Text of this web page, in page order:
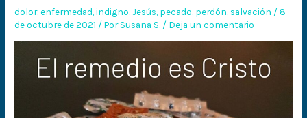
dolor,enfermedad ,indigno Jesús pecado perdón salvación /8
de octubre de 2021 / PorSusana S. / Deja un comentario